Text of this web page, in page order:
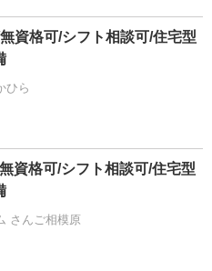
資格可/シフト相談可/住宅型
ひら
資格可/シフト相談可/住宅型
さんご相模原